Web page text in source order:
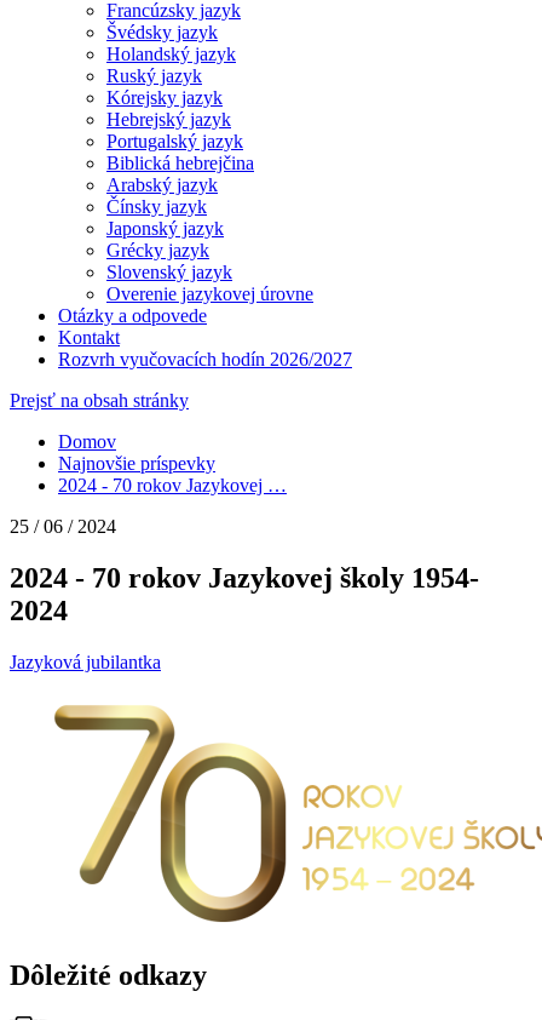
Francúzsky jazyk
Švédsky jazyk
Holandský jazyk
Ruský jazyk
Kórejsky jazyk
Hebrejský jazyk
Portugalský jazyk
Biblická hebrejčina
Arabský jazyk
Čínsky jazyk
Japonský jazyk
Grécky jazyk
Slovenský jazyk
Overenie jazykovej úrovne
Otázky a odpovede
Kontakt
Rozvrh vyučovacích hodín 2026/2027
Prejsť na obsah stránky
Domov
Najnovšie príspevky
2024 - 70 rokov Jazykovej …
25 / 06 / 2024
2024 - 70 rokov Jazykovej školy 1954-
2024
Jazyková jubilantka
Dôležité odkazy